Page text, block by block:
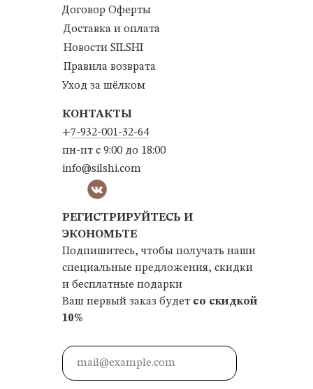
Уход за шёлком
Правила возврата
Новости SILSHI
Доставка и оплата
Договор Оферты
РЕГИСТРИРУЙТЕСЬ И
ЭКОНОМЬТЕ
Подпишитесь, чтобы получать наши
специальные предложения, скидки
и бесплатные подарки
Ваш первый заказ будет со скидкой
10%
КОНТАКТЫ
+7-932-001-32-64
пн-пт с 9:00 до 18:00
info@silshi.com